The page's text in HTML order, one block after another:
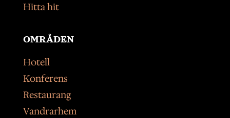
Hitta hit
OMRÅDEN
Hotell
Konferens
Restaurang
Vandrarhem